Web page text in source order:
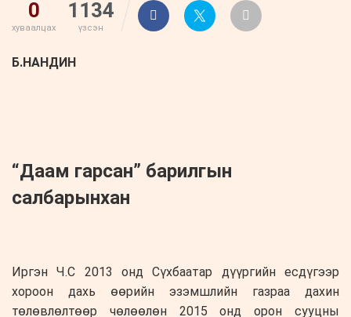
0
хуваалцах
1134
үзсэн
Б.НАНДИН
“Даам гарсан” барилгын
салбарынхан
Иргэн Ч.С 2013 онд Сүхбаатар дүүргийн есдүгээр
хороон дахь өөрийн эзэмшлийн газраа дахин
төлөвлөлтөөр чөлөөлөн 2015 онд орон сууцны